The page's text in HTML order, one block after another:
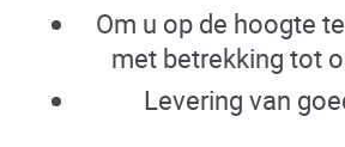
Om u op de hoogte
met betrekking tot
Levering van